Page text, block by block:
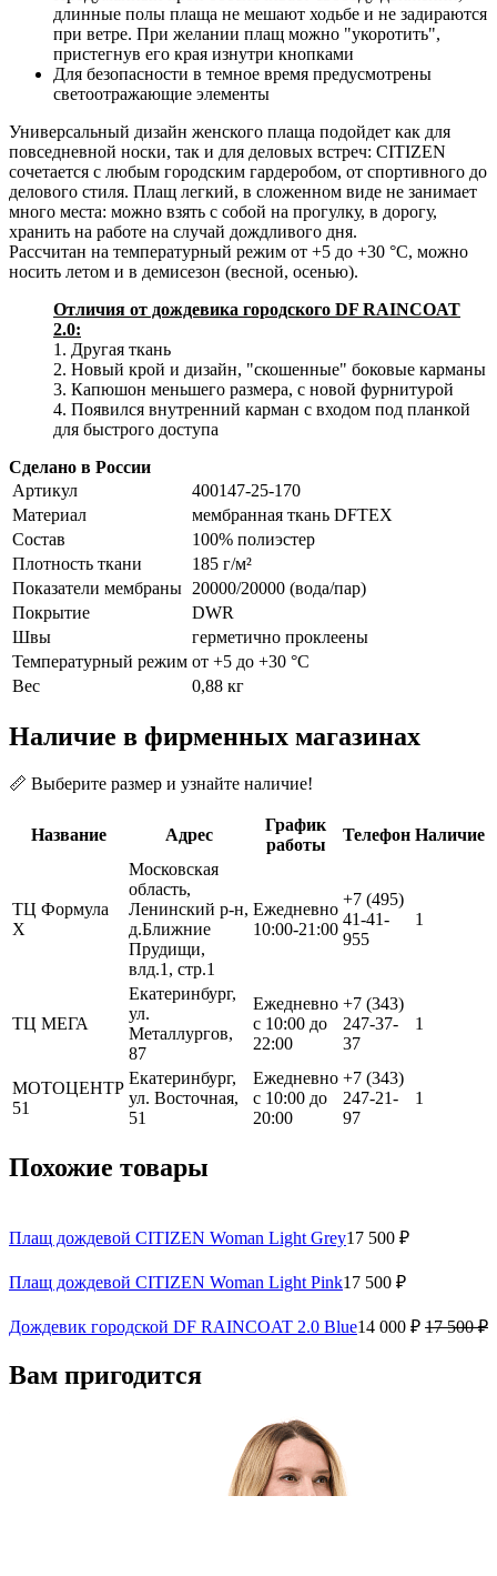
длинные полы плаща не мешают ходьбе и не задираются
при ветре. При желании плащ можно "укоротить",
пристегнув его края изнутри кнопками
Для безопасности в темное время предусмотрены
светоотражающие элементы
Универсальный дизайн женского плаща подойдет как для
повседневной носки, так и для деловых встреч: CITIZEN
сочетается с любым городским гардеробом, от спортивного до
делового стиля. Плащ легкий, в сложенном виде не занимает
много места: можно взять с собой на прогулку, в дорогу,
хранить на работе на случай дождливого дня.
Рассчитан на температурный режим от +5 до +30 °С, можно
носить летом и в демисезон (весной, осенью).
Отличия от дождевика городского DF RAINCOAT
2.0:
1. Другая ткань
2. Новый крой и дизайн, "скошенные" боковые карманы
3. Капюшон меньшего размера, с новой фурнитурой
4. Появился внутренний карман с входом под планкой
для быстрого доступа
Сделано в России
Артикул
400147-25-170
Материал
мембранная ткань DFTEX
Состав
100% полиэстер
Плотность ткани
185 г/м²
Показатели мембраны 20000/20000 (вода/пар)
Покрытие
DWR
Швы
герметично проклеены
Температурный режим от +5 до +30 °С
Вес
0,88 кг
Наличие в фирменных магазинах
📏 Выберите размер и узнайте наличие!
Название Адрес
График
работы
Телефон Наличие
ТЦ Формула
Х
Московская
область,
Ленинский р-н,
д.Ближние
Прудищи,
влд.1, стр.1
Ежедневно
10:00-21:00
+7 (495)
41-41-
955
1
ТЦ МЕГА
Екатеринбург,
ул.
Металлургов,
87
Ежедневно
с 10:00 до
22:00
+7 (343)
247-37-
37
1
МОТОЦЕНТР
51
Екатеринбург,
ул. Восточная,
51
Ежедневно
с 10:00 до
20:00
+7 (343)
247-21-
97
1
Похожие товары
Плащ дождевой CITIZEN Woman Light Grey17 500 ₽
Плащ дождевой CITIZEN Woman Light Pink17 500 ₽
Дождевик городской DF RAINCOAT 2.0 Blue14 000 ₽ 17 500 ₽
Вам пригодится